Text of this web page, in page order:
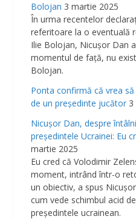
Bolojan 3 martie 2025
În urma recentelor
referitoare la o eventuală
Ilie Bolojan, Nicuşor Dan
momentul de faţă, nu
Bolojan.
Ponta confirmă că vrea
de un preşedinte jucător
Nicuşor Dan, despre
preşedintele Ucrainei: Eu
martie 2025
Eu cred că Volodimir
moment, intrând într-o
un obiectiv, a spus
cum vede schimbul acid
preşedintele ucrainean.